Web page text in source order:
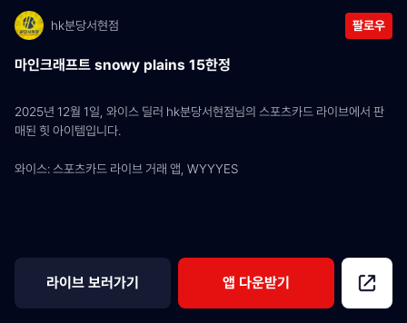
hk분당서현점 팔로우
마인크래프트 snowy plains 15한정
2025년 12월 1일, 와이스 딜러 hk분당서현점님의 스포츠카드 라이브에서 판
매된 힛 아이템입니다.
와이스: 스포츠카드 라이브 거래 앱, WYYYES
라이브 보러가기 앱 다운받기